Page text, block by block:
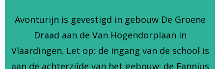
Avonturijn is gevestigd in gebouw De Groene
Draad aan de Van Hogendorplaan in
Vlaardingen. Let op: de ingang van de school is
aan de achterzijde van het gebouw: de Fannius